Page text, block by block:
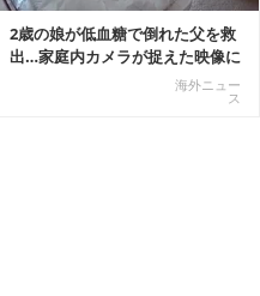
2歳の娘が低血糖で倒れた父を救
出…家庭内カメラが捉えた映像に
海外ニュー
ス